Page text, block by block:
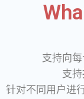
支持向每
支持
针对不同用户进